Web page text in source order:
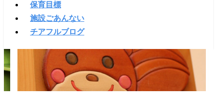
保育目標
施設ごあんない
チアフルブログ